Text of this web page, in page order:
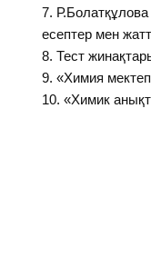
есептер мен
Тест
«Химия
«Химик